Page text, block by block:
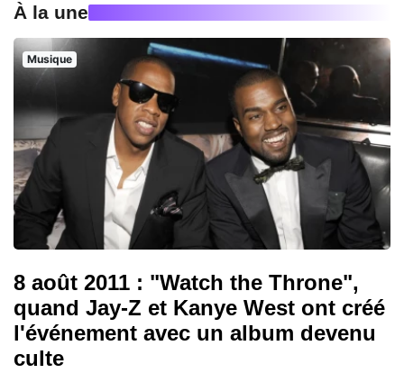
À la une
Musique
8 août 2011 : "Watch the Throne",
quand Jay-Z et Kanye West ont créé
l'événement avec un album devenu
culte